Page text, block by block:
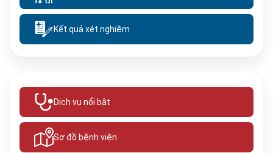
Kết quả xét nghiệm
Dịch vụ nổi bật
Sơ đồ bệnh viện